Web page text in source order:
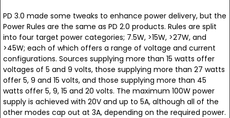
PD 3.0 made some tweaks to enhance power delivery, but the
Power Rules are the same as PD 2.0 products. Rules are split
into four target power categories; 7.5W, >15W, >27W, and
>45W; each of which offers a range of voltage and current
configurations. Sources supplying more than 15 watts offer
voltages of 5 and 9 volts, those supplying more than 27 watts
offer 5, 9 and 15 volts, and those supplying more than 45
watts offer 5, 9, 15 and 20 volts. The maximum 100W power
supply is achieved with 20V and up to 5A, although all of the
other modes cap out at 3A, depending on the required power.